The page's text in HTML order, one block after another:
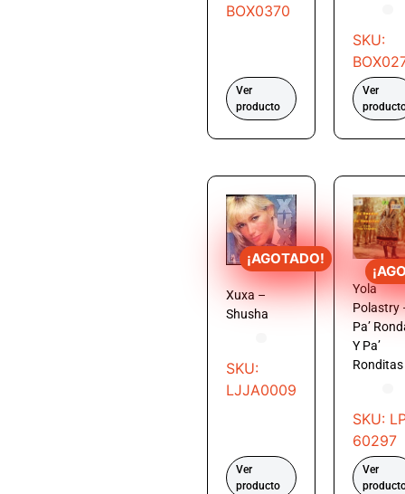
BOX0370
Ver
producto
SKU:
Ver
¡AGOTADO!
Xuxa –
Shusha
SKU:
LJJA0009
Ver
producto
Yola
Polastry
Pa’
Y Pa’
Ronditas
SKU:
60297
Ver